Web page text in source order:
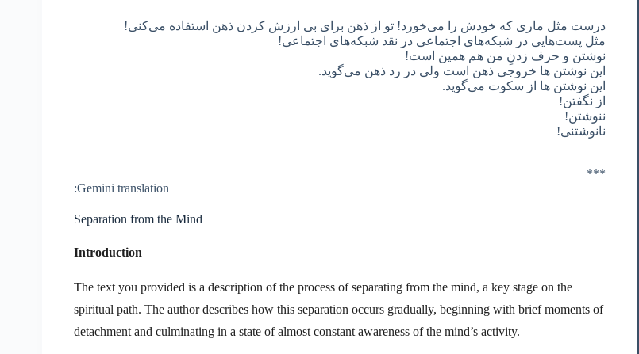
درست مثل ماری که خودش را می‌خورد! تو از ذهن برای بی ارزش کردن ذهن استفاده می‌کنی!
مثل پست‌هایی در شبکه‌های اجتماعی در نقد شبکه‌های اجتماعی!
نوشتن و حرف زدنِ من هم همین است!
این نوشتن ها خروجی ذهن است ولی در رد ذهن می‌گوید.
این نوشتن ها از سکوت می‌گوید.
از نگفتن!
ننوشتن!
نانوشتنی!
***
Gemini translation:
Separation from the Mind
Introduction
The text you provided is a description of the process of separating from the mind, a key stage on the
spiritual path. The author describes how this separation occurs gradually, beginning with brief moments of
detachment and culminating in a state of almost constant awareness of the mind’s activity.